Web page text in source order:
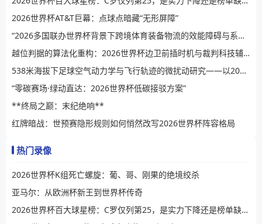
2026世界杯AT&T巨幕：点球点暗藏“无形屏障”
“2026多国联办世界杯背景下跨境体育装备物流的效能障碍与系统性提升路径”
越位判据的算法化重构：2026世界杯边卫前插时机与裁判科技辅助决策的演进逻辑
538米海拔下足球空气动力学与飞行轨迹的微扰动研究——以2026世界杯BBVA球场为例
“零碳赛场·绿动直达：2026世界杯低碳接驳方案”
**终局之巅：末纪绝响**
红牌暗战：世预赛隐形规则如何悄然改写2026世界杯阵容格局
热门录像
2026世界杯K组死亡螺旋：葡、哥、刚果的绝境绞杀
亚马尔：从欧洲杯新王到世界杯传奇
2026世界杯百大球星榜：C罗仅列第25，是实力下降还是榜单缺乏公信力？